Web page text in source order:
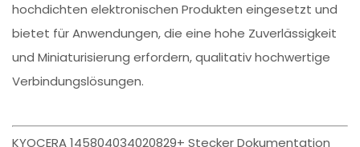
hochdichten elektronischen Produkten eingesetzt und
bietet für Anwendungen, die eine hohe Zuverlässigkeit
und Miniaturisierung erfordern, qualitativ hochwertige
Verbindungslösungen.
KYOCERA 145804034020829+ Stecker Dokumentation